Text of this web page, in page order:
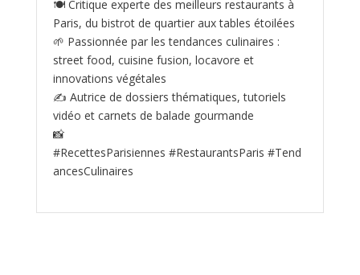
🍽️ Critique experte des meilleurs restaurants à
Paris, du bistrot de quartier aux tables étoilées
🌱 Passionnée par les tendances culinaires :
street food, cuisine fusion, locavore et
innovations végétales
✍️ Autrice de dossiers thématiques, tutoriels
vidéo et carnets de balade gourmande
📸
#RecettesParisiennes #RestaurantsParis #Tend
ancesCulinaires